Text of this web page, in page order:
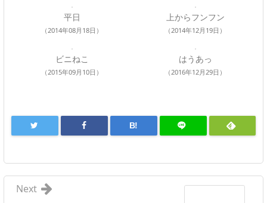
平日
（2014年08月18日）
上からフンフン
（2014年12月19日）
ビニねこ
（2015年09月10日）
はうあっ
（2016年12月29日）
B!
Next